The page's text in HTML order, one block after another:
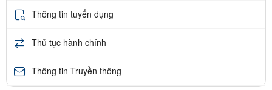
Thông tin tuyển dụng
Thủ tục hành chính
Thông tin Truyền thông